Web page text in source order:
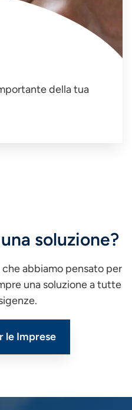
della tua
soluzione?
abbiamo pensato per
una soluzione a tutte
le Imprese